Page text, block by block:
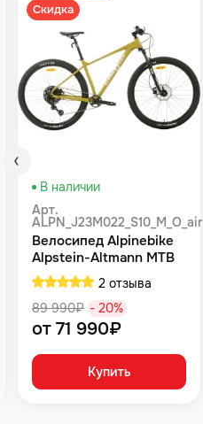
Скидка
В наличии
Арт.
ALPN_J23M022_S10_M_O_air
Велосипед Alpinebike
Alpstein-Altmann MTB
10 air цвет оливковый
2 отзыва
89 990₽ - 20%
от 71 990₽
Купить